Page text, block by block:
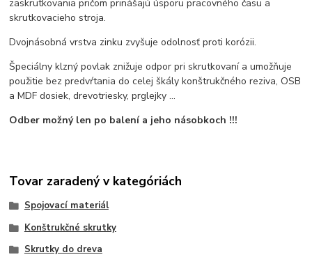
zaskrutkovania pričom prinášajú úsporu pracovného času a
skrutkovacieho stroja.
Dvojnásobná vrstva zinku zvyšuje odolnosť proti korózii.
Špeciálny klzný povlak znižuje odpor pri skrutkovaní a umožňuje
použitie bez predvŕtania do celej škály konštrukčného reziva, OSB
a MDF dosiek, drevotriesky, prglejky ...
Odber možný len po balení a jeho násobkoch !!!
Tovar zaradený v kategóriách
Spojovací materiál
Konštrukčné skrutky
Skrutky do dreva